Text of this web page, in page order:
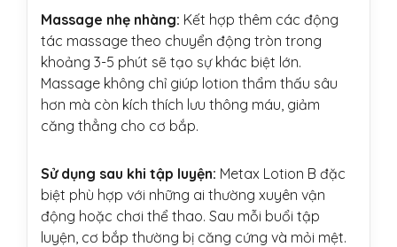
Massage nhẹ nhàng: Kết hợp thêm các động
tác massage theo chuyển động tròn trong
khoảng 3-5 phút sẽ tạo sự khác biệt lớn.
Massage không chỉ giúp lotion thẩm thấu sâu
hơn mà còn kích thích lưu thông máu, giảm
căng thẳng cho cơ bắp.
Sử dụng sau khi tập luyện: Metax Lotion B đặc
biệt phù hợp với những ai thường xuyên vận
động hoặc chơi thể thao. Sau mỗi buổi tập
luyện, cơ bắp thường bị căng cứng và mỏi mệt.